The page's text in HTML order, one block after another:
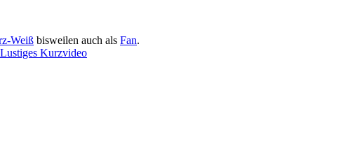
Weiß bisweilen auch als Fan.
Lustiges Kurzvideo